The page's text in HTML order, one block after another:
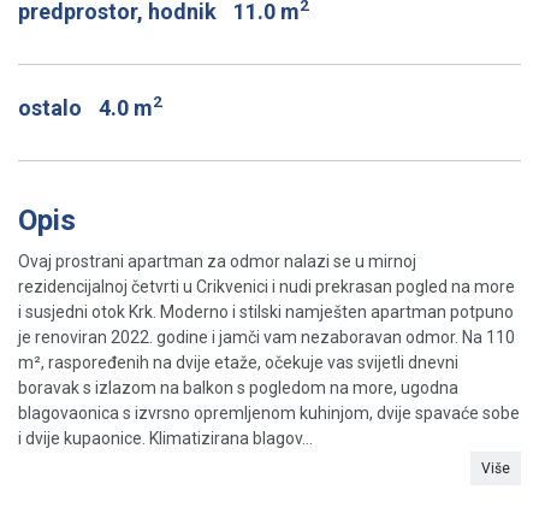
predprostor, hodnik 11.0 m2
ostalo 4.0 m2
Opis
Ovaj prostrani apartman za odmor nalazi se u mirnoj
rezidencijalnoj četvrti u Crikvenici i nudi prekrasan pogled na more
i susjedni otok Krk. Moderno i stilski namješten apartman potpuno
je renoviran 2022. godine i jamči vam nezaboravan odmor. Na 110
m², raspoređenih na dvije etaže, očekuje vas svijetli dnevni
boravak s izlazom na balkon s pogledom na more, ugodna
blagovaonica s izvrsno opremljenom kuhinjom, dvije spavaće sobe
i dvije kupaonice. Klimatizirana blagov...
Više